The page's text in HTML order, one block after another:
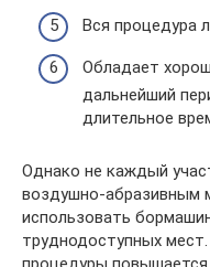
Вся процедура
Обладает
дальнейший
длительное
Однако не каждый
воздушно-абразивным
использовать
труднодоступных